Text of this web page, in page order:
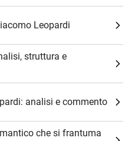
Leopardi
struttura e
analisi e commento
che si frantuma